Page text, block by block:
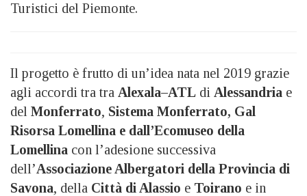
Turistici del Piemonte.
Il progetto è frutto di un’idea nata nel 2019 grazie
agli accordi tra tra Alexala–ATL di Alessandria e
del Monferrato, Sistema Monferrato, Gal
Risorsa Lomellina e dall’Ecomuseo della
Lomellina con l’adesione successiva
dell’Associazione Albergatori della Provincia di
Savona, della Città di Alassio e Toirano e in